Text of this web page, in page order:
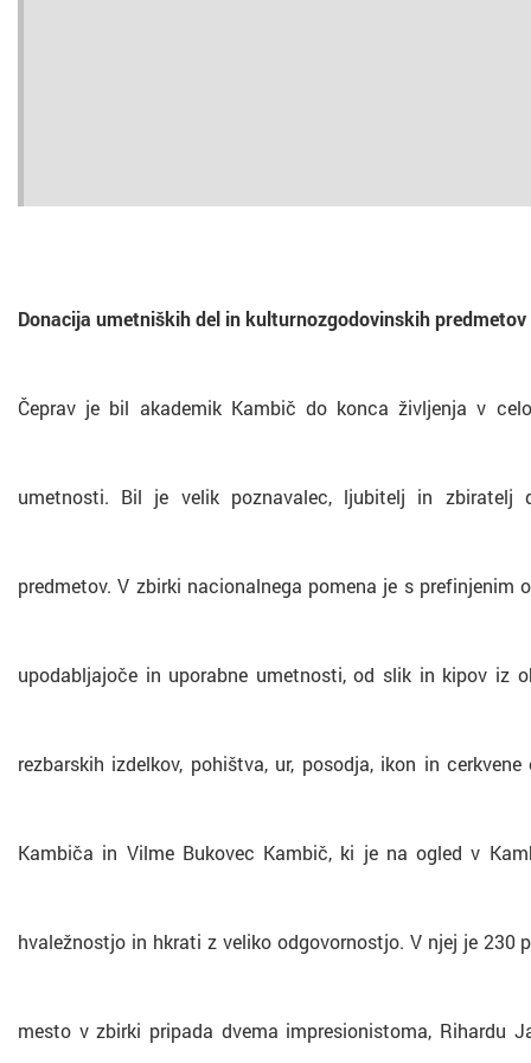
Donacija umetniških del in kulturnozgodovinskih predmetov
Čeprav je bil akademik Kambič do konca življenja v
umetnosti. Bil je velik poznavalec, ljubitelj in zbiratelj
predmetov. V zbirki nacionalnega pomena je s
upodabljajoče in uporabne umetnosti, od slik in kipov iz
rezbarskih izdelkov, pohištva, ur, posodja, ikon in
Kambiča in Vilme Bukovec Kambič, ki je na ogled v
hvaležnostjo in hkrati z veliko odgovornostjo. V njej je 230
mesto v zbirki pripada dvema impresionistoma,